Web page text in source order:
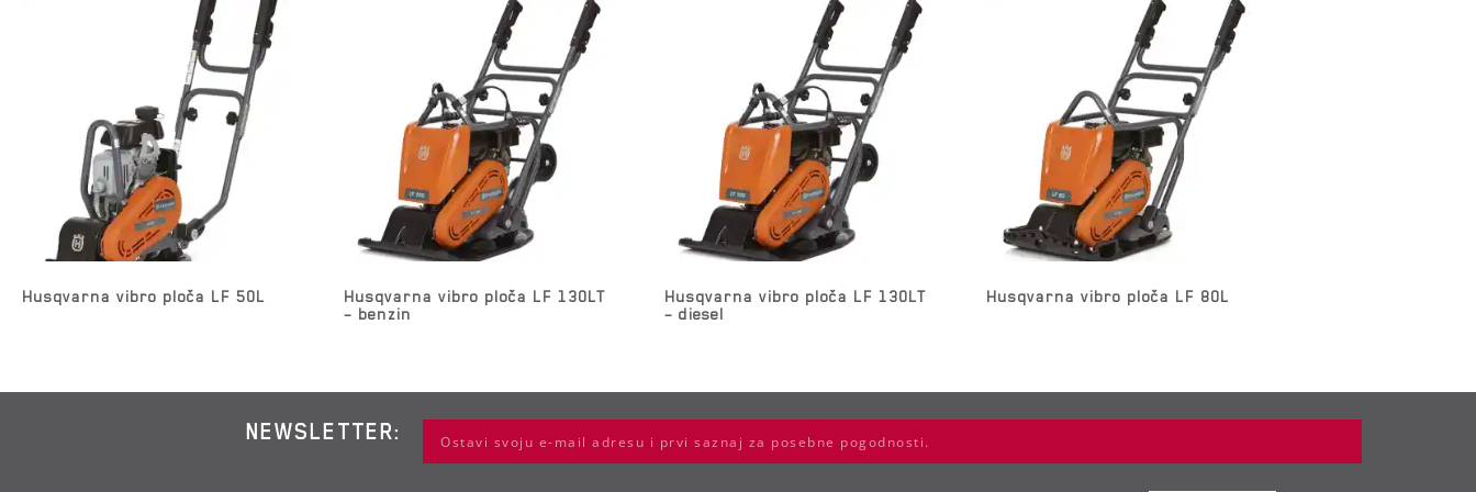
Husqvarna vibro ploča LF 50L
Husqvarna vibro ploča LF 130LT
– benzin
Husqvarna vibro ploča LF 130LT
– diesel
Husqvarna vibro ploča LF 80L
NEWSLETTER: